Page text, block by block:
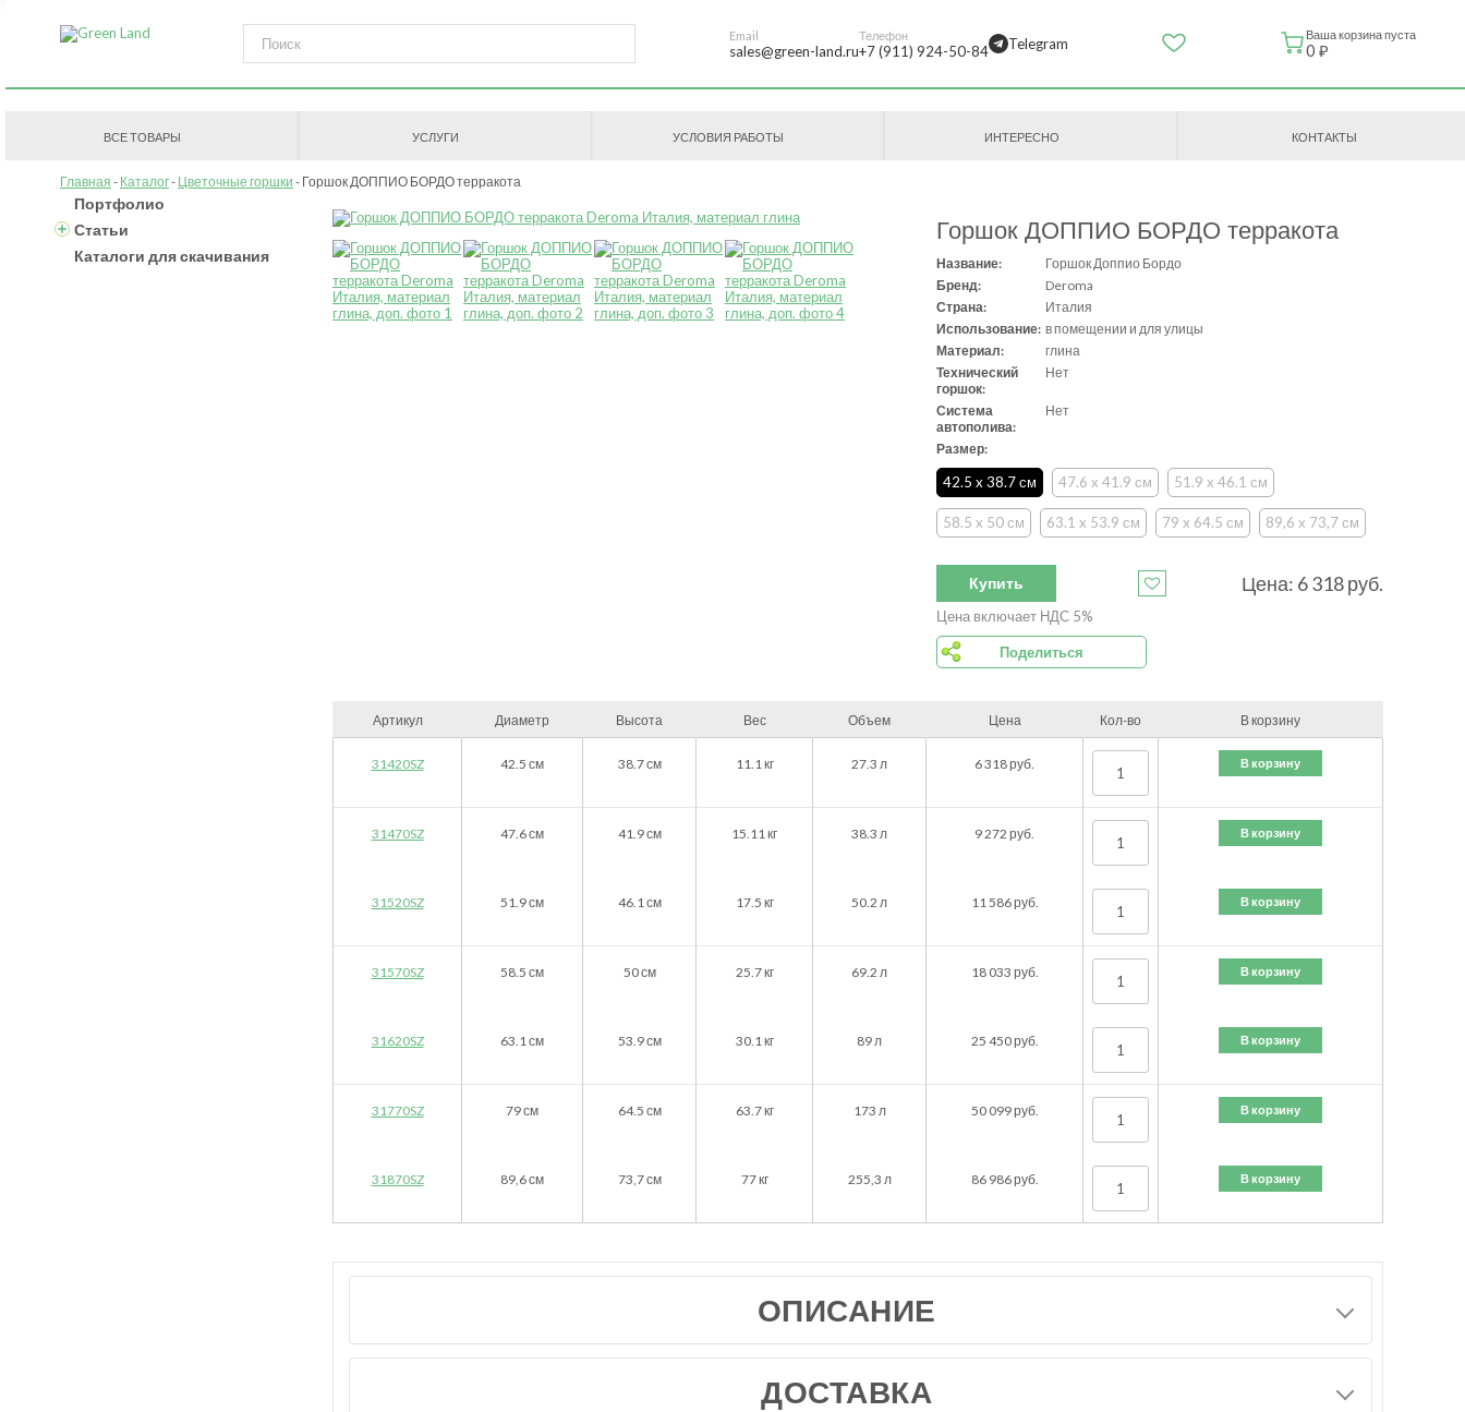
Email
sales@green-land.ru
Телефон
+7 (911) 924-50-84 Telegram Ваша корзина пуста
0 ₽
ВСЕ ТОВАРЫ УСЛУГИ УСЛОВИЯ РАБОТЫ ИНТЕРЕСНО КОНТАКТЫ
Главная Каталог Цветочные горшки Горшок ДОППИО БОРДО терракота
Портфолио
Статьи
Каталоги для скачивания
Горшок ДОППИО БОРДО терракота
Название:
Горшок Доппио Бордо
Бренд:
Deroma
Страна:
Италия
Использование: в помещении и для улицы
Материал:
глина
Технический
горшок:
Нет
Система
автополива:
Нет
Размер:
42.5 x 38.7 см 47.6 x 41.9 см 51.9 x 46.1 см
58.5 x 50 см 63.1 x 53.9 см 79 x 64.5 см 89,6 x 73,7 см
Купить Цена: 6 318руб.
Цена включает НДС 5%
Поделиться
Артикул Диаметр Высота Вес Объем Цена Кол-во В корзину
31420SZ 42.5 см 38.7см 11.1кг 27.3 л 6 318руб. В корзину
31470SZ 47.6см 41.9см 15.11кг 38.3 л 9 272 руб. В корзину
31520SZ 51.9см 46.1см 17.5 кг 50.2 л 11 586руб. В корзину
31570SZ 58.5 см 50см 25.7кг 69.2 л 18 033 руб. В корзину
31620SZ 63.1см 53.9см 30.1кг 89 л 25 450руб. В корзину
31770SZ 79см 64.5 см 63.7кг 173 л 50 099руб. В корзину
31870SZ 89,6см 73,7см 77кг 255,3 л 86 986руб. В корзину
ОПИСАНИЕ
ДОСТАВКА